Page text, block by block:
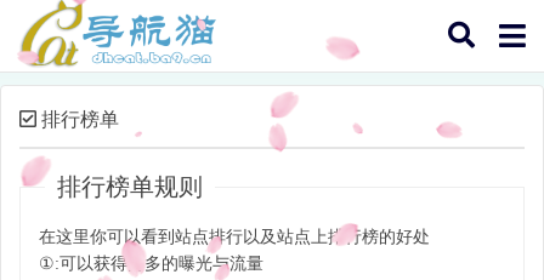
排行榜单
排行榜单规则
在这里你可以看到站点排行以及站点上排行榜的好处
①:可以获得更多的曝光与流量